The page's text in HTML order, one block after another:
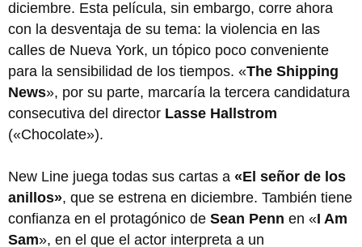
diciembre. Esta película, sin embargo, corre ahora
con la desventaja de su tema: la violencia en las
calles de Nueva York, un tópico poco conveniente
para la sensibilidad de los tiempos. «The Shipping
News», por su parte, marcaría la tercera candidatura
consecutiva del director Lasse Hallstrom
(«Chocolate»).
New Line juega todas sus cartas a «El señor de los
anillos», que se estrena en diciembre. También tiene
confianza en el protagónico de Sean Penn en «I Am
Sam», en el que el actor interpreta a un